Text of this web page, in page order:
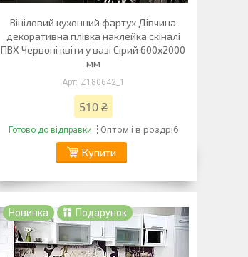
Вініловий кухонний фартух Дівчина
декоративна плівка наклейка скіналі
ПВХ Червоні квіти у вазі Сірий 600х2000
мм
Z180642_1
510 ₴
Готово до відправки Оптом і в роздріб
Купити
Новинка Подарунок